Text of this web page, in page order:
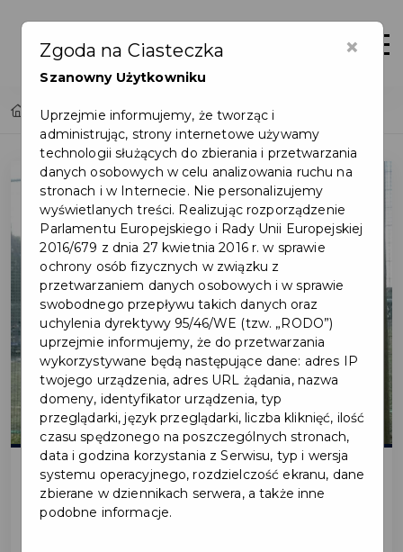
Home Akcja ekologiczna OREW
2020-09-24
×
Zgoda na Ciasteczka
Szanowny Użytkowniku
Uprzejmie informujemy, że tworząc i
administrując, strony internetowe używamy
technologii służących do zbierania i przetwarzania
danych osobowych w celu analizowania ruchu na
stronach i w Internecie. Nie personalizujemy
wyświetlanych treści. Realizując rozporządzenie
Parlamentu Europejskiego i Rady Unii Europejskiej
2016/679 z dnia 27 kwietnia 2016 r. w sprawie
ochrony osób fizycznych w związku z
przetwarzaniem danych osobowych i w sprawie
swobodnego przepływu takich danych oraz
uchylenia dyrektywy 95/46/WE (tzw. „RODO”)
uprzejmie informujemy, że do przetwarzania
wykorzystywane będą następujące dane: adres IP
twojego urządzenia, adres URL żądania, nazwa
domeny, identyfikator urządzenia, typ
przeglądarki, język przeglądarki, liczba kliknięć, ilość
czasu spędzonego na poszczególnych stronach,
data i godzina korzystania z Serwisu, typ i wersja
systemu operacyjnego, rozdzielczość ekranu, dane
zbierane w dziennikach serwera, a także inne
podobne informacje.